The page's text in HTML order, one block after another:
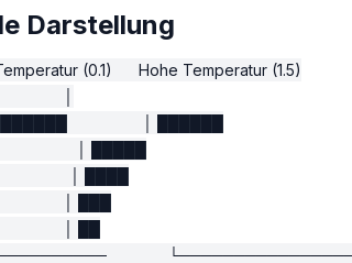
Darstellung
(0.1)      Hohe Temperatur (1.5)